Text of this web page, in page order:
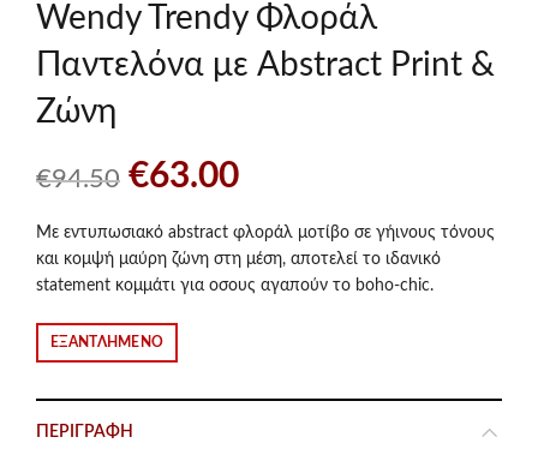
Wendy Trendy Φλοράλ
Παντελόνα με Abstract Print &
Ζώνη
€94.50 Original
price
was:
€94.50.
€63.00Η
τρέχουσα
τιμή
Με εντυπωσιακό abstract φλοράλ μοτίβο σε γήινους τόνους
και κομψή μαύρη ζώνη στη μέση, αποτελεί το ιδανικό
statement κομμάτι για οσους αγαπούν το boho-chic.
ΕΞΑΝΤΛΗΜΈΝΟ
ΠΕΡΙΓΡΑΦΉ